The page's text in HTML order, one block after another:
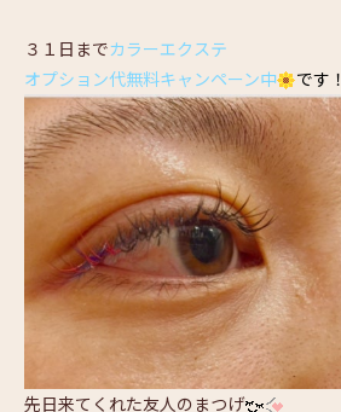
３１日までカラーエクステ
オプション代無料キャンペーン中
です！
先日来てくれた友人のまつげ